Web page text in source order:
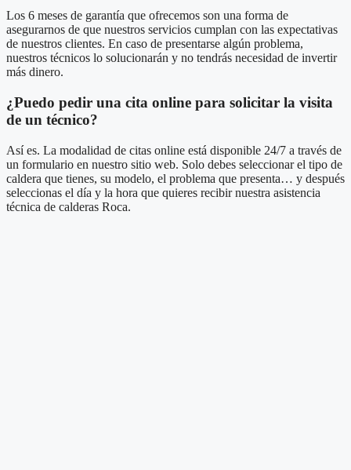
Los 6 meses de garantía que ofrecemos son una forma de
asegurarnos de que nuestros servicios cumplan con las expectativas
de nuestros clientes. En caso de presentarse algún problema,
nuestros técnicos lo solucionarán y no tendrás necesidad de invertir
más dinero.
¿Puedo pedir una cita online para solicitar la visita
de un técnico?
Así es. La modalidad de citas online está disponible 24/7 a través de
un formulario en nuestro sitio web. Solo debes seleccionar el tipo de
caldera que tienes, su modelo, el problema que presenta… y después
seleccionas el día y la hora que quieres recibir nuestra asistencia
técnica de calderas Roca.